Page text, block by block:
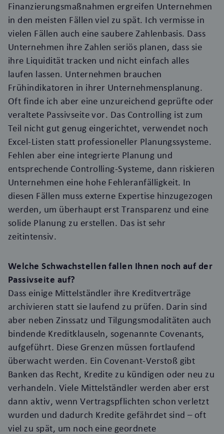
Finanzierungsmaßnahmen ergreifen Unternehmen
in den meisten Fällen viel zu spät. Ich vermisse in
vielen Fällen auch eine saubere Zahlenbasis. Dass
Unternehmen ihre Zahlen seriös planen, dass sie
ihre Liquidität tracken und nicht einfach alles
laufen lassen. Unternehmen brauchen
Frühindikatoren in ihrer Unternehmensplanung.
Oft finde ich aber eine unzureichend geprüfte oder
veraltete Passivseite vor. Das Controlling ist zum
Teil nicht gut genug eingerichtet, verwendet noch
Excel-Listen statt professioneller Planungssysteme.
Fehlen aber eine integrierte Planung und
entsprechende Controlling-Systeme, dann riskieren
Unternehmen eine hohe Fehleranfälligkeit. In
diesen Fällen muss externe Expertise hinzugezogen
werden, um überhaupt erst Transparenz und eine
solide Planung zu erstellen. Das ist sehr
zeitintensiv.
Welche Schwachstellen fallen Ihnen noch auf der
Passivseite auf?
Dass einige Mittelständler ihre Kreditverträge
archivieren statt sie laufend zu prüfen. Darin sind
aber neben Zinssatz und Tilgungsmodalitäten auch
bindende Kreditklauseln, sogenannte Covenants,
aufgeführt. Diese Grenzen müssen fortlaufend
überwacht werden. Ein Covenant-Verstoß gibt
Banken das Recht, Kredite zu kündigen oder neu zu
verhandeln. Viele Mittelständler werden aber erst
dann aktiv, wenn Vertragspflichten schon verletzt
wurden und dadurch Kredite gefährdet sind – oft
viel zu spät, um noch eine geordnete